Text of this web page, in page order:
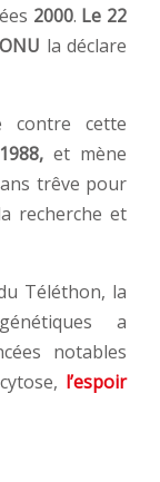
2000. Le 22
la déclare
contre cette
1988, et mène
trêve pour
recherche et
Téléthon, la
a
notables
l’espoir